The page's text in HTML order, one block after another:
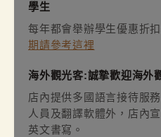
學生
每年都會舉辦學生優惠折扣
期請參考這裡
海外觀光客:誠摯歡迎海外
店內提供多國語言接待服
人員及翻譯軟體外，店內
英文書寫。